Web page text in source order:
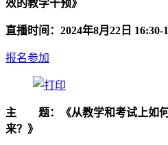
效的教学干预》
直播时间：2024年8月22日 16:30-
报名参加
主 题：《从教学和考试上如何
来？》